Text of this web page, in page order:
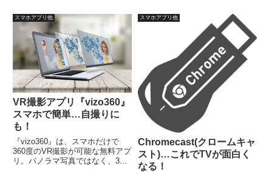
スマホアプリ他
VR撮影アプリ『vizo360』
スマホで簡単…自撮りに
も！
『vizo360』は、スマホだけで
360度のVR撮影が可能な無料アプ
リ。パノラマ写真ではなく、360
スマホアプリ他
Chromecast(クロームキャ
スト)…これでTVが面白く
なる！